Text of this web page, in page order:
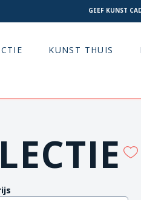
GEEF KUNST
KUNST THUIS